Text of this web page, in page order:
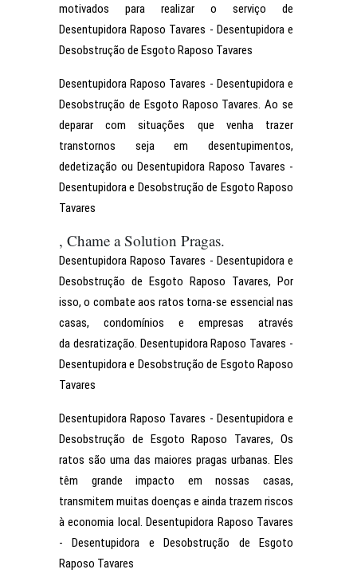
motivados para realizar o serviço de
Desentupidora Raposo Tavares - Desentupidora e
Desobstrução de Esgoto Raposo Tavares
Desentupidora Raposo Tavares - Desentupidora e
Desobstrução de Esgoto Raposo Tavares. Ao se
deparar com situações que venha trazer
transtornos seja em desentupimentos,
dedetização ou Desentupidora Raposo Tavares -
Desentupidora e Desobstrução de Esgoto Raposo
Tavares
, Chame a Solution Pragas.
Desentupidora Raposo Tavares - Desentupidora e
Desobstrução de Esgoto Raposo Tavares, Por
isso, o combate aos ratos torna-se essencial nas
casas, condomínios e empresas através
da desratização. Desentupidora Raposo Tavares -
Desentupidora e Desobstrução de Esgoto Raposo
Tavares
Desentupidora Raposo Tavares - Desentupidora e
Desobstrução de Esgoto Raposo Tavares, Os
ratos são uma das maiores pragas urbanas. Eles
têm grande impacto em nossas casas,
transmitem muitas doenças e ainda trazem riscos
à economia local. Desentupidora Raposo Tavares
- Desentupidora e Desobstrução de Esgoto
Raposo Tavares